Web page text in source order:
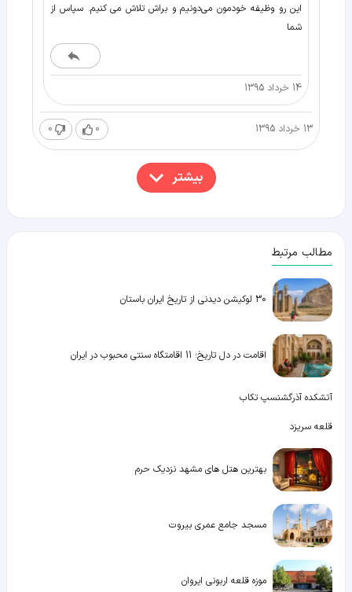
این رو وظیفه خودمون می‌دونیم و براش تلاش می کنیم. سپاس از
شما
14 خرداد 1395
13 خرداد 1395 0
0
بیشتر
مطالب مرتبط
30 لوکیشن دیدنی از تاریخ ایران باستان
اقامت در دل تاریخ؛ 11 اقامتگاه سنتی محبوب در ایران
آتشکده آذرگشنسپ تکاب
قلعه سریزد
بهترین هتل های مشهد نزدیک حرم
مسجد جامع عمری بیروت
موزه قلعه اربونی ایروان